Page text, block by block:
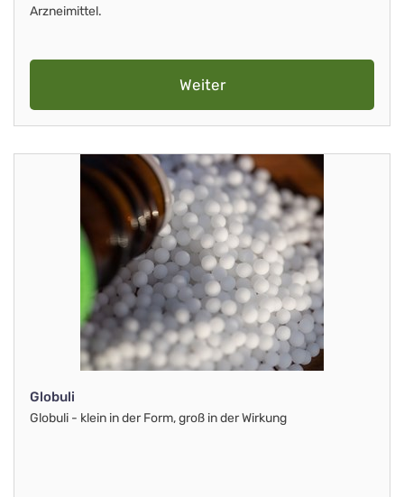
Arzneimittel.
Weiter
Globuli
Globuli - klein in der Form, groß in der Wirkung